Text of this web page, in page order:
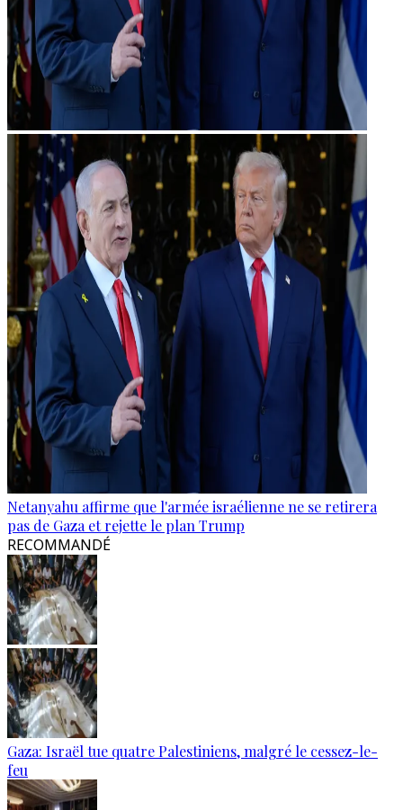
Netanyahu affirme que l'armée israélienne ne se retirera
pas de Gaza et rejette le plan Trump
RECOMMANDÉ
Gaza: Israël tue quatre Palestiniens, malgré le cessez-le-
feu